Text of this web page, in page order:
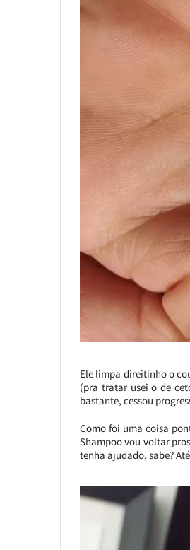
Ele limpa direitinho o
(pra tratar usei o de
bastante, cessou
Como foi uma coisa
Shampoo vou voltar
tenha ajudado, sabe?